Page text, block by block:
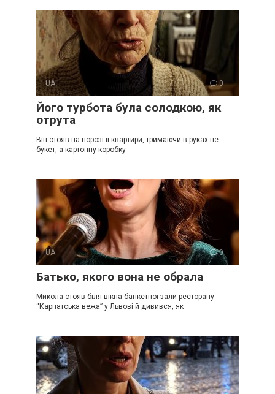
UA 0
Його турбота була солодкою, як
отрута
Він стояв на порозі її квартири, тримаючи в руках не
букет, а картонну коробку
UA 0
Батько, якого вона не обрала
Микола стояв біля вікна банкетної зали ресторану
“Карпатська вежа” у Львові й дивився, як